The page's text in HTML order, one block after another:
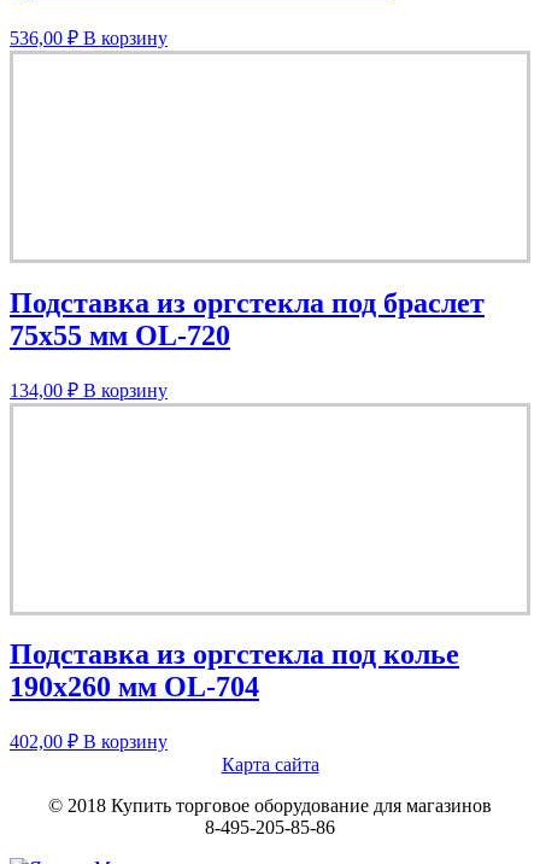
536,00 ₽ В корзину
Подставка из оргстекла под браслет
75х55 мм OL-720
134,00 ₽ В корзину
Подставка из оргстекла под колье
190х260 мм OL-704
402,00 ₽ В корзину
Карта сайта
© 2018 Купить торговое оборудование для магазинов
8-495-205-85-86